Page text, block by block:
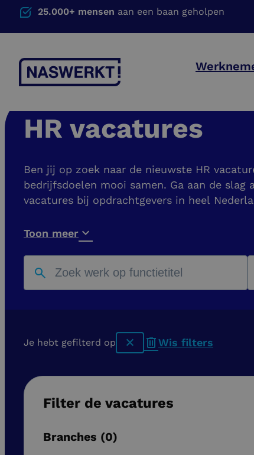
25.000+ mensen aan een baan geholpen
HR vacatures
Ben jij op zoek naar de nieuwste HR
bedrijfsdoelen mooi samen. Ga aan de slag
vacatures bij opdrachtgevers in heel
Toon meer
Je hebt gefilterd op Wis filters
Filter de vacatures
Branches 0